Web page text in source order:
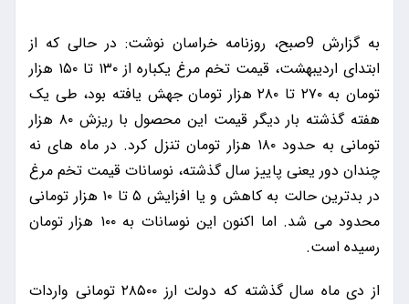
به گزارش 9صبح، روزنامه خراسان نوشت: در حالی که از
ابتدای اردیبهشت، قیمت تخم ‎مرغ یک‎باره از ۱۳۰ تا ۱۵۰ هزار
تومان به ۲۷۰ تا ۲۸۰ هزار تومان جهش یافته بود، طی یک
هفته گذشته بار دیگر قیمت این محصول با ریزش ۸۰ هزار
تومانی به حدود ۱۸۰ هزار تومان تنزل کرد. در ماه های نه
چندان دور یعنی پاییز سال گذشته، نوسانات قیمت تخم مرغ
در بدترین حالت به کاهش و یا افزایش ۵ تا ۱۰ هزار تومانی
محدود می شد. اما اکنون این نوسانات به ۱۰۰ هزار تومان
رسیده است.
از دی ماه سال گذشته که دولت ارز ۲۸۵۰۰ تومانی واردات